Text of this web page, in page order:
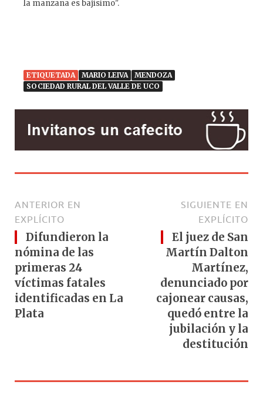
la manzana es bajísimo".
ETIQUETADA MARIO LEIVA
MENDOZA
SOCIEDAD RURAL DEL VALLE DE UCO
ANTERIOR EN
EXPLÍCITO
Difundieron la
nómina de las
primeras 24
víctimas fatales
identificadas en La
Plata
SIGUIENTE EN
EXPLÍCITO
El juez de San
Martín Dalton
Martínez,
denunciado por
cajonear causas,
quedó entre la
jubilación y la
destitución